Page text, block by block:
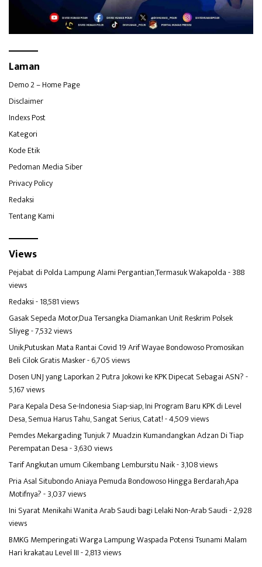
Laman
Demo 2 – Home Page
Disclaimer
Indexs Post
Kategori
Kode Etik
Pedoman Media Siber
Privacy Policy
Redaksi
Tentang Kami
Views
Pejabat di Polda Lampung Alami Pergantian,Termasuk Wakapolda- 388
views
Redaksi- 18,581 views
Gasak Sepeda Motor,Dua Tersangka Diamankan Unit Reskrim Polsek
Sliyeg- 7,532 views
Unik,Putuskan Mata Rantai Covid 19 Arif Wayae Bondowoso Promosikan
Beli Cilok Gratis Masker- 6,705 views
Dosen UNJ yang Laporkan 2 Putra Jokowi ke KPK Dipecat Sebagai ASN?-
5,167 views
Para Kepala Desa Se-Indonesia Siap-siap, Ini Program Baru KPK di Level
Desa, Semua Harus Tahu, Sangat Serius, Catat!- 4,509 views
Pemdes Mekargading Tunjuk 7 Muadzin Kumandangkan Adzan Di Tiap
Perempatan Desa- 3,630 views
Tarif Angkutan umum Cikembang Lembursitu Naik- 3,108 views
Pria Asal Situbondo Aniaya Pemuda Bondowoso Hingga Berdarah,Apa
Motifnya?- 3,037 views
Ini Syarat Menikahi Wanita Arab Saudi bagi Lelaki Non-Arab Saudi- 2,928
views
BMKG Memperingati Warga Lampung Waspada Potensi Tsunami Malam
Hari krakatau Level III- 2,813 views